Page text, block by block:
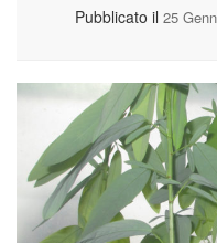
Pubblicato il 25